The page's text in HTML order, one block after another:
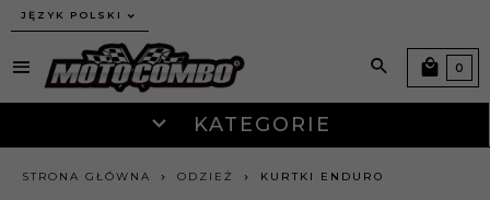
JĘZYK POLSKI
KATEGORIE
0
STRONA GŁÓWNA ODZIEŻ KURTKI ENDURO